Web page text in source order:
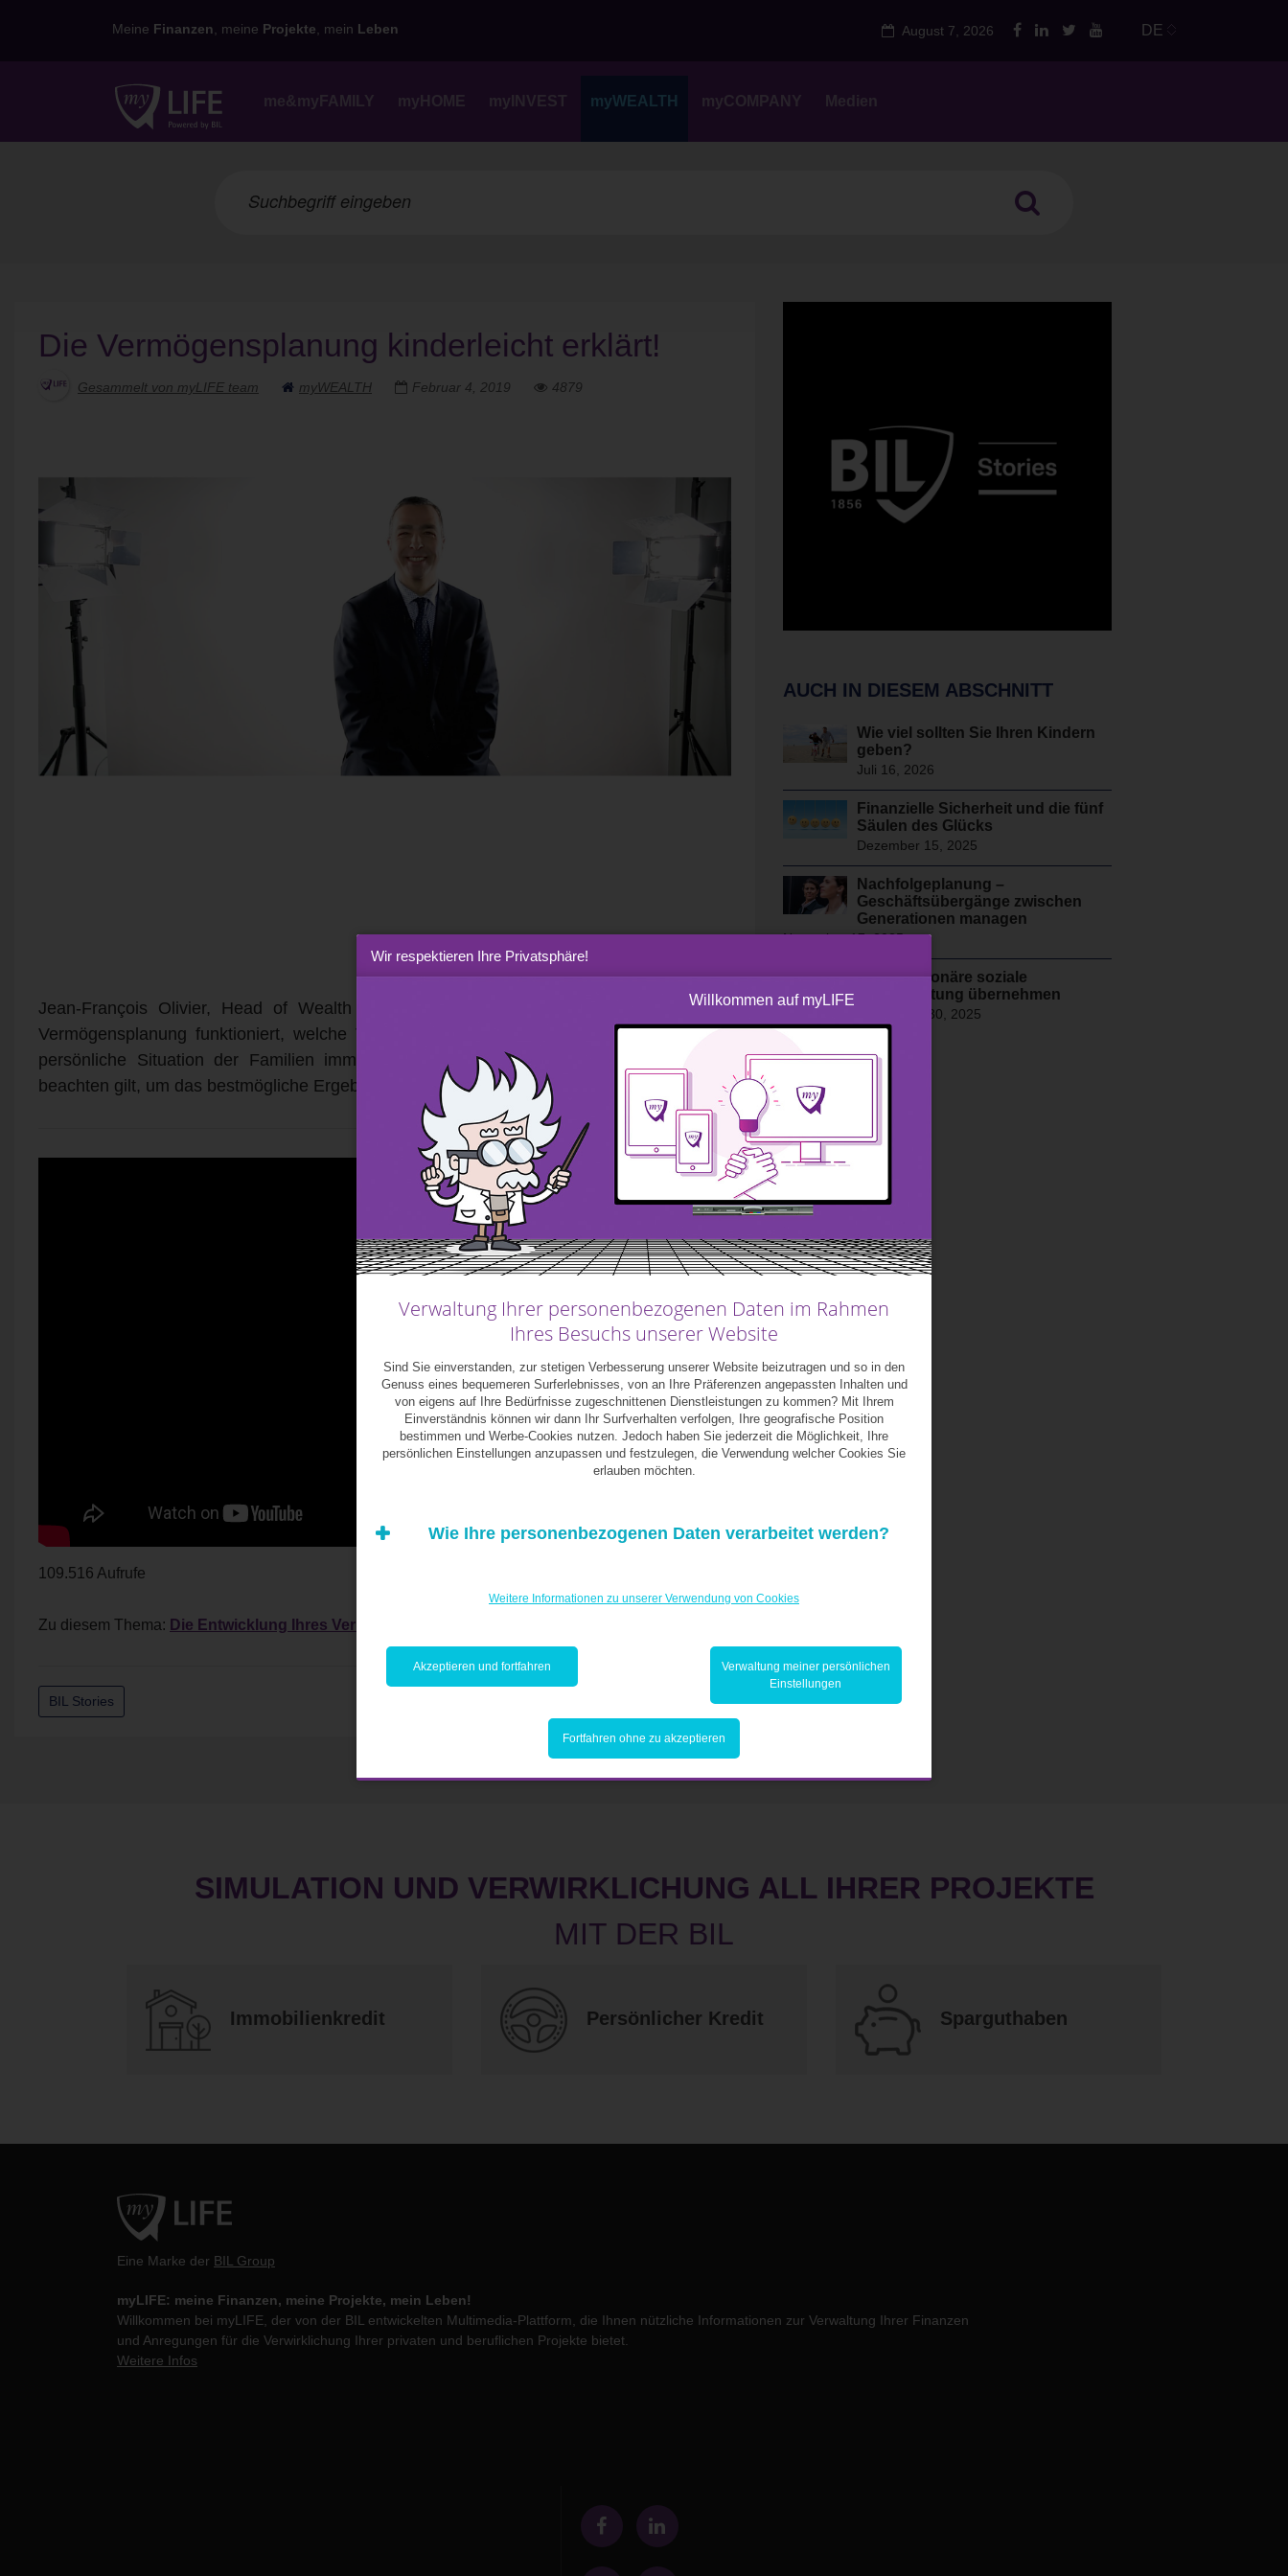
Meine Finanzen , meine Projekte , mein Leben DE
August 7, 2026
me&myFAMILY myHOME myINVEST myWEALTH myCOMPANY Medien
Die Vermögensplanung kinderleicht erklärt!
Gesammelt von myLIFE team myWEALTH Februar 4, 2019 4879
Jean-François Olivier, Head of Wealth Solutions bei der BIL, erklärt Ihnen, wie die
Vermögensplanung funktioniert, welche Vorteile sie uns in einer Zeit bietet, in der die
persönliche Situation der Familien immer komplexer wird, und welche Punkte es zu
beachten gilt, um das bestmögliche Ergebnis zu erzielen.
109.516 Aufrufe
Zu diesem Thema: Die Entwicklung Ihres Vermögens einschätzen und planen
BIL Stories
AUCH IN DIESEM ABSCHNITT
Wie viel sollten Sie Ihren Kindern
geben?
Juli 16, 2026
Finanzielle Sicherheit und die fünf
Säulen des Glücks
Dezember 15, 2025
Nachfolgeplanung –
Geschäftsübergänge zwischen
Generationen managen
November 17, 2025
Wenn Millionäre soziale
Verantwortung übernehmen
September 30, 2025
SIMULATION UND VERWIRKLICHUNG ALL IHRER PROJEKTE
Immobilienkredit Persönlicher Kredit Sparguthaben
Eine Marke der BIL Group
myLIFE: meine Finanzen, meine Projekte, mein Leben!
Willkommen bei myLIFE, der von der BIL entwickelten Multimedia-Plattform, die Ihnen nützliche Informationen zur Verwaltung Ihrer Finanzen
und Anregungen für die Verwirklichung Ihrer privaten und beruflichen Projekte bietet.
Weitere Infos
Wir respektieren Ihre Privatsphäre!
Willkommen auf myLIFE
Verwaltung Ihrer personenbezogenen Daten im Rahmen
Ihres Besuchs unserer Website
Sind Sie einverstanden, zur stetigen Verbesserung unserer Website beizutragen und so in den
Genuss eines bequemeren Surferlebnisses, von an Ihre Präferenzen angepassten Inhalten und
von eigens auf Ihre Bedürfnisse zugeschnittenen Dienstleistungen zu kommen? Mit Ihrem
Einverständnis können wir dann Ihr Surfverhalten verfolgen, Ihre geografische Position
bestimmen und Werbe-Cookies nutzen. Jedoch haben Sie jederzeit die Möglichkeit, Ihre
persönlichen Einstellungen anzupassen und festzulegen, die Verwendung welcher Cookies Sie
erlauben möchten.
Wie Ihre personenbezogenen Daten verarbeitet werden?
Weitere Informationen zu unserer Verwendung von Cookies
Akzeptieren und fortfahren
Verwaltung meiner persönlichen
Einstellungen
Fortfahren ohne zu akzeptieren